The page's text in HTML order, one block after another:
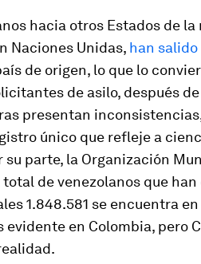
hacia otros Estados de la
Naciones Unidas, han salido
de origen, lo que lo
de asilo, después
presentan
único que refleje a
parte, la Organización
total de venezolanos que
1.848.581 se encuentra
evidente en Colombia, pero